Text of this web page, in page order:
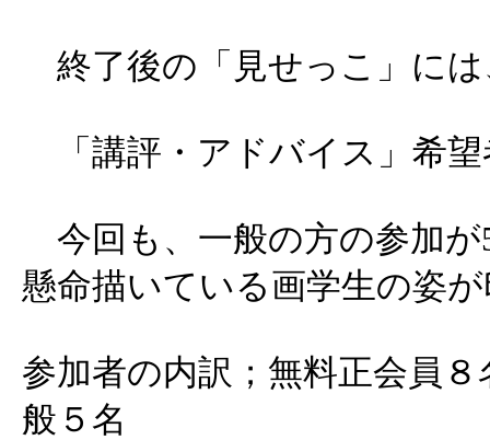
終了後の「見せっこ」には
「講評・アドバイス」希望
今回も、一般の方の参加が
懸命描いている画学生の姿
参加者の内訳；無料正会員
般５名